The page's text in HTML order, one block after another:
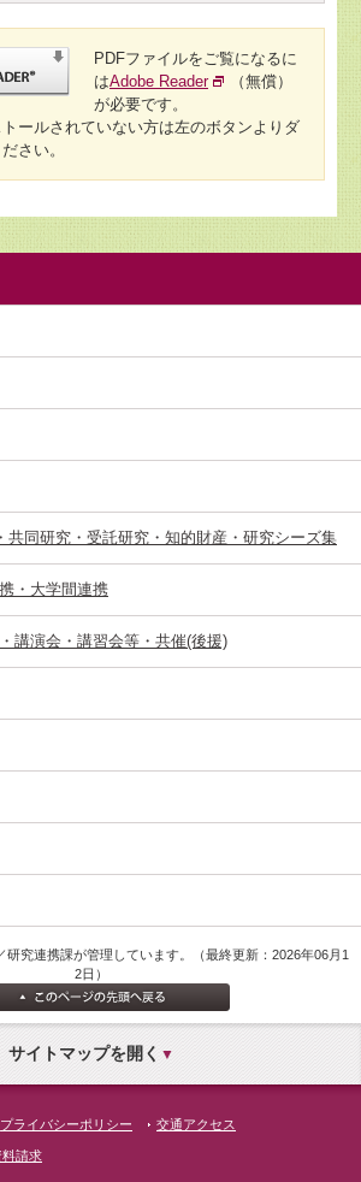
PDFファイルをご覧になるに
はAdobe Reader
（無償）
が必要です。
ールされていない方は左のボタンよりダ
さい。
共同研究・受託研究・知的財産・研究シーズ集
・大学間連携
講演会・講習会等・共催(後援)
研究連携課が管理しています。（最終更新：2026年06月1
2日）
サイトマップを開く
プライバシーポリシー 交通アクセス
料請求